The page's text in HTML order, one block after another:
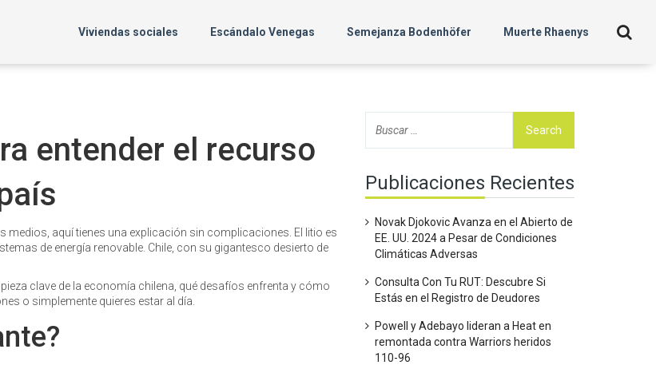
Viviendas sociales Escándalo Venegas Semejanza Bodenhöfer Muerte Rhaenys
entender el recurso
medios, aquí tienes una explicación sin complicaciones. El litio es
de energía renovable. Chile, con su gigantesco desierto de
clave de la economía chilena, qué desafíos enfrenta y cómo
o simplemente quieres estar al día.
Publicaciones Recientes
Novak Djokovic Avanza en el Abierto de
EE. UU. 2024 a Pesar de Condiciones
Climáticas Adversas
Consulta Con Tu RUT: Descubre Si
Estás en el Registro de Deudores
Powell y Adebayo lideran a Heat en
remontada contra Warriors heridos
110-96